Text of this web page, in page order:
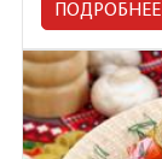
ПОДРОБНЕЕ